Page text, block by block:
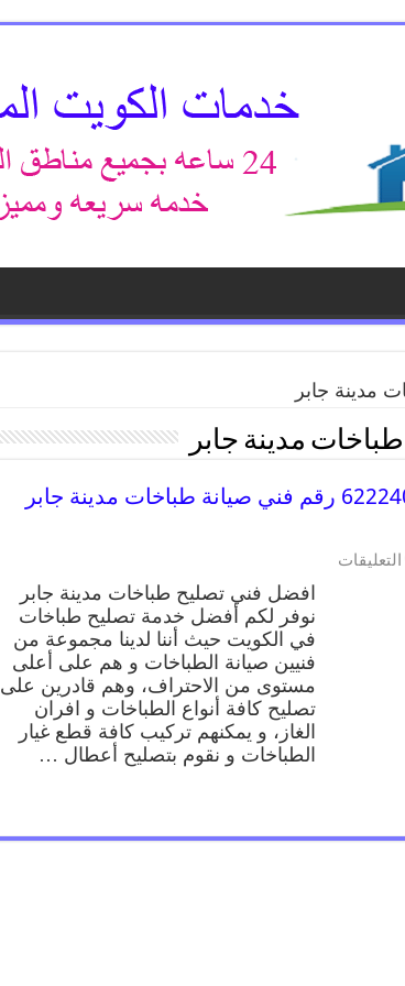
مدينة جابر
مدينة جابر
تصليح طباخات مدينة جابر 62224041 رقم فني صيانة طباخات مدينة جابر
التعليقات
افضل فني تصليح طباخات مدينة جابر
نوفر لكم أفضل خدمة تصليح طباخات
في الكويت حيث أننا لدينا مجموعة من
فنيين صيانة الطباخات و هم على أعلى
مستوى من الاحتراف، وهم قادرين على
تصليح كافة أنواع الطباخات و افران
الغاز، و يمكنهم تركيب كافة قطع غيار
الطباخات و نقوم بتصليح أعطال …